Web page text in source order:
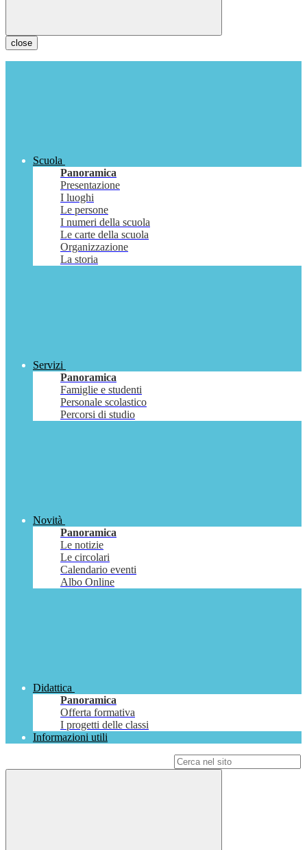
close
Scuola
Panoramica
Presentazione
I luoghi
Le persone
I numeri della scuola
Le carte della scuola
Organizzazione
La storia
Servizi
Panoramica
Famiglie e studenti
Personale scolastico
Percorsi di studio
Novità
Panoramica
Le notizie
Le circolari
Calendario eventi
Albo Online
Didattica
Panoramica
Offerta formativa
I progetti delle classi
Informazioni utili